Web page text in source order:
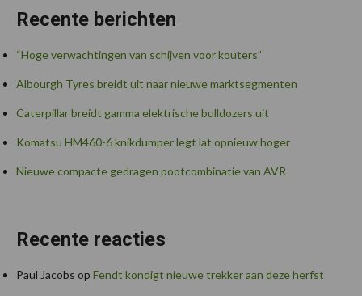
Recente berichten
“Hoge verwachtingen van schijven voor kouters”
Albourgh Tyres breidt uit naar nieuwe marktsegmenten
Caterpillar breidt gamma elektrische bulldozers uit
Komatsu HM460-6 knikdumper legt lat opnieuw hoger
Nieuwe compacte gedragen pootcombinatie van AVR
Recente reacties
Paul Jacobs op Fendt kondigt nieuwe trekker aan deze herfst